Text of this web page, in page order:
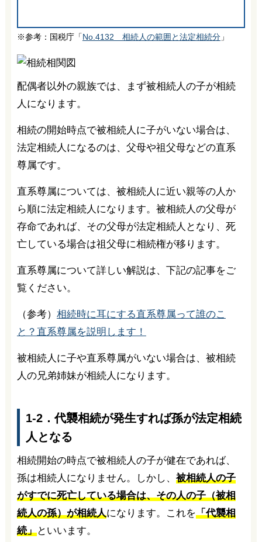
※参考：国税庁「 No.4132 相続人の範囲と法定相続分」
配偶者以外の親族では、まず被相続人の子が相続
人になります。
相続の開始時点で被相続人に子がいない場合は、
法定相続人になるのは、父母や祖父母などの直系
尊属です。
直系尊属については、被相続人に近い親等の人か
ら順に法定相続人になります。被相続人の父母が
存命であれば、その父母が法定相続人となり、死
亡している場合は祖父母に相続権が移ります。
直系尊属について詳しい解説は、下記の記事をご
覧ください。
（参考） 相続時に耳にする直系尊属って誰のこ
と？直系尊属を説明します！
被相続人に子や直系尊属がいない場合は、被相続
人の兄弟姉妹が相続人になります。
1-2．代襲相続が発生すれば孫が法定相続
人となる
相続開始の時点で被相続人の子が健在であれば、
孫は相続人になりません。しかし、 被相続人の子
がすでに死亡している場合は、その人の子（被相
続人の孫）が相続人になります。これを「代襲相
続」といいます。